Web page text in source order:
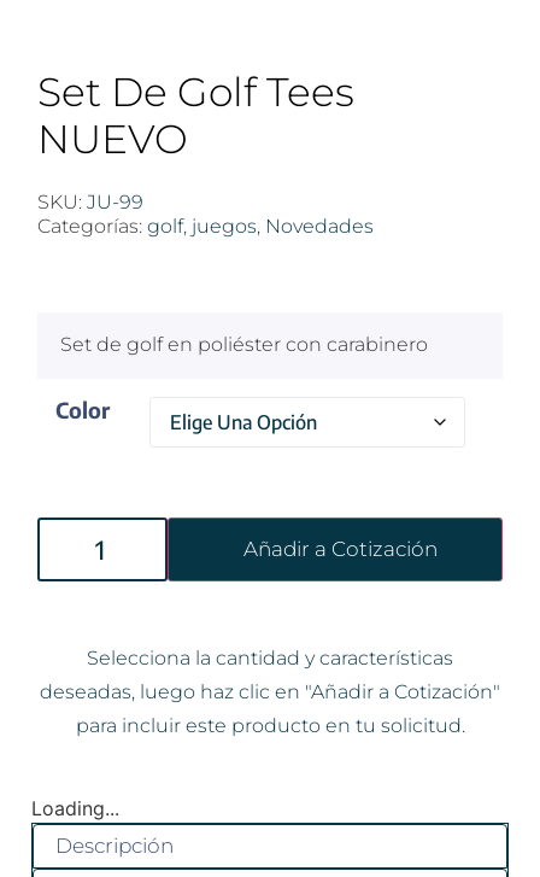
Set De Golf Tees
NUEVO
SKU: JU-99
Categorías: golf, juegos, Novedades
Set de golf en poliéster con carabinero
Color
Añadir a Cotización
Selecciona la cantidad y características
deseadas, luego haz clic en "Añadir a Cotización"
para incluir este producto en tu solicitud.
Loading...
Descripción